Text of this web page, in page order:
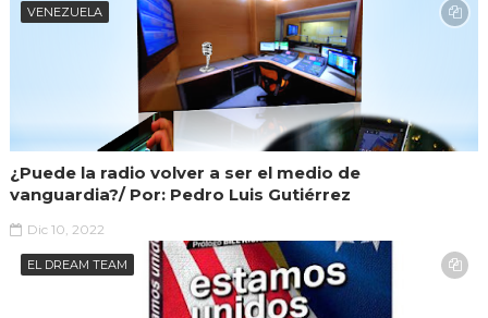
VENEZUELA
¿Puede la radio volver a ser el medio de
vanguardia?/ Por: Pedro Luis Gutiérrez
Dic 10, 2022
EL DREAM TEAM